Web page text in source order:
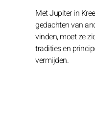
Met Jupiter in
gedachten van
vinden, moet ze
tradities en
vermijden.